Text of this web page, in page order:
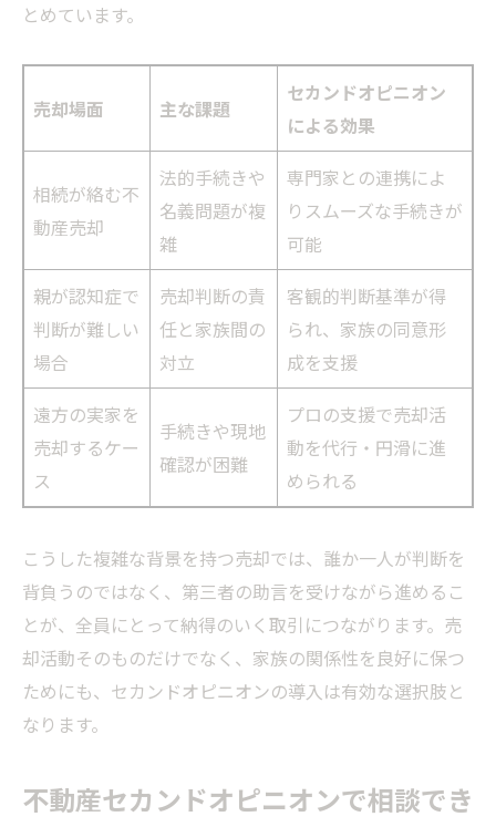
とめています。
売却場面 主な課題
セカンドオピニオン
による効果
相続が絡む不
動産売却
法的手続きや
名義問題が複
雑
専門家との連携によ
りスムーズな手続きが
可能
親が認知症で
判断が難しい
場合
売却判断の責
任と家族間の
対立
客観的判断基準が得
られ、家族の同意形
成を支援
遠方の実家を
売却するケー
ス
手続きや現地
確認が困難
プロの支援で売却活
動を代行・円滑に進
められる
こうした複雑な背景を持つ売却では、誰か一人が判断を
背負うのではなく、第三者の助言を受けながら進めるこ
とが、全員にとって納得のいく取引につながります。売
却活動そのものだけでなく、家族の関係性を良好に保つ
ためにも、セカンドオピニオンの導入は有効な選択肢と
なります。
不動産セカンドオピニオンで相談でき